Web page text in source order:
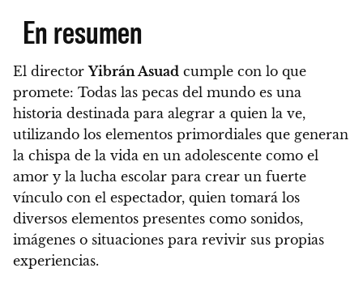
En resumen
El directorYibrán Asuad cumple con lo que
promete: Todas las pecas del mundo es una
historia destinada para alegrar a quien la ve,
utilizando los elementos primordiales que generan
la chispa de la vida en un adolescente como el
amor y la lucha escolar para crear un fuerte
vínculo con el espectador, quien tomará los
diversos elementos presentes como sonidos,
imágenes o situaciones para revivir sus propias
experiencias.